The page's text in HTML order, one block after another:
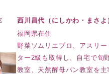
西川昌代（にしかわ・まさよ）
福岡県在住
野菜ソムリエプロ、アスリー
ター2級も取得し、自宅で旬
教室、天然酵母パン教室を主